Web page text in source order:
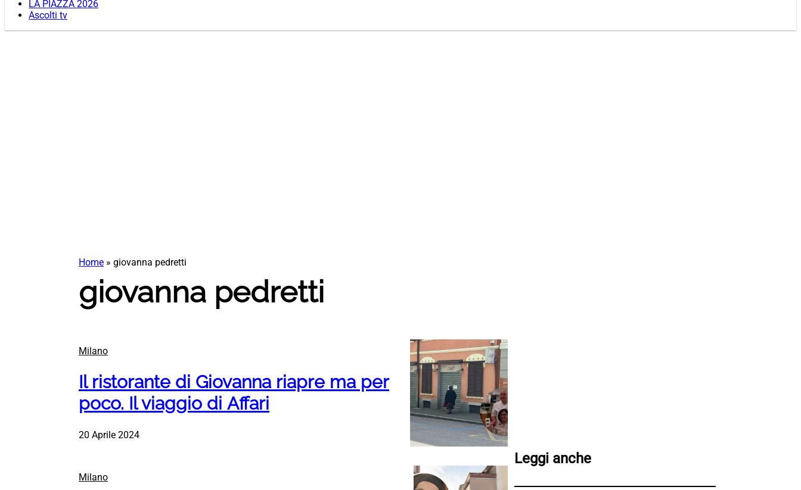
LA PIAZZA 2026
Ascolti tv
Home » giovanna pedretti
giovanna pedretti
Milano
Il ristorante di Giovanna riapre ma per
poco. Il viaggio di Affari
20 Aprile 2024
Milano
Leggi anche